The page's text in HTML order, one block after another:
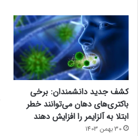
کشف جدید دانشمندان: برخی
باکتری‌های دهان می‌توانند خطر
ابتلا به آلزایمر را افزایش دهند
30 بهمن 1403